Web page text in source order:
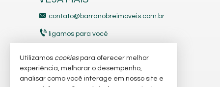
contato@barranobreimoveis.com.br
ligamos para você
indicadores financeiros
Utilizamos cookiespara oferecer melhor
experiência, melhorar o desempenho,
analisar como você interage em nosso site e